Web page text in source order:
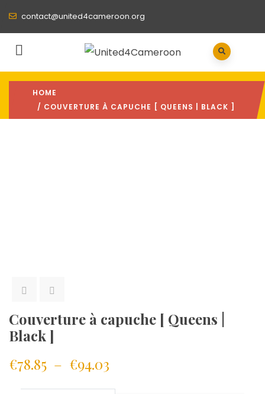
contact@united4cameroon.org
HOME
/ COUVERTURE À CAPUCHE [ QUEENS | BLACK ]
Couverture à capuche [ Queens |
Black ]
€78.85 – €94.03